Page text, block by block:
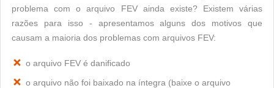
problema com o arquivo FEV ainda existe? Existem várias
razões para isso - apresentamos alguns dos motivos que
causam a maioria dos problemas com arquivos FEV:
o arquivo FEV é danificado
o arquivo não foi baixado na íntegra (baixe o arquivo